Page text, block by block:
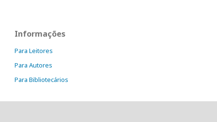
Informações
Para Leitores
Para Autores
Para Bibliotecários